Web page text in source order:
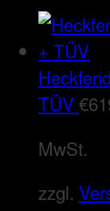
TÜV€
MwSt.
zzgl.